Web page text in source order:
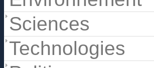
Sciences
Technologies